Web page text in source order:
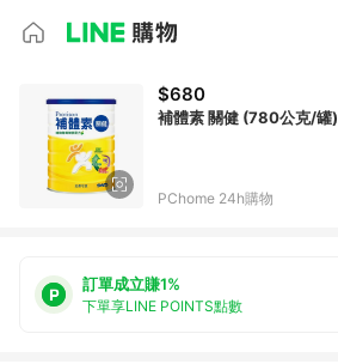
$680
補體素 關健 (780公克/罐)
PChome 24h購物
訂單成立賺1%
下單享LINE POINTS點數